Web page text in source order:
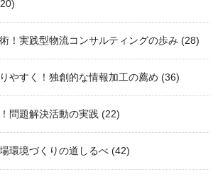
！実践型物流コンサルティングの歩み (28)
やすく！独創的な情報加工の薦め (36)
問題解決活動の実践 (22)
環境づくりの道しるべ (42)